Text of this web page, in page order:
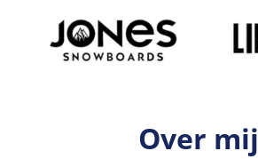
Over mij